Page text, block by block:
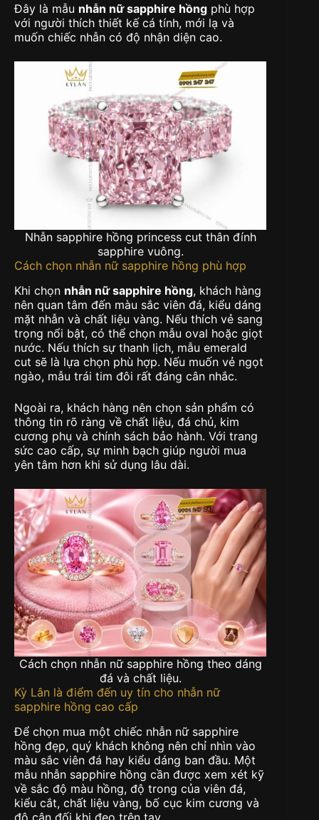
Đây là mẫu nhẫn nữ sapphire hồng phù hợp
với người thích thiết kế cá tính, mới lạ và
muốn chiếc nhẫn có độ nhận diện cao.
Nhẫn sapphire hồng princess cut thân đính
sapphire vuông.
Cách chọn nhẫn nữ sapphire hồng phù hợp
Khi chọn nhẫn nữ sapphire hồng, khách hàng
nên quan tâm đến màu sắc viên đá, kiểu dáng
mặt nhẫn và chất liệu vàng. Nếu thích vẻ sang
trọng nổi bật, có thể chọn mẫu oval hoặc giọt
nước. Nếu thích sự thanh lịch, mẫu emerald
cut sẽ là lựa chọn phù hợp. Nếu muốn vẻ ngọt
ngào, mẫu trái tim đôi rất đáng cân nhắc.
Ngoài ra, khách hàng nên chọn sản phẩm có
thông tin rõ ràng về chất liệu, đá chủ, kim
cương phụ và chính sách bảo hành. Với trang
sức cao cấp, sự minh bạch giúp người mua
yên tâm hơn khi sử dụng lâu dài.
Cách chọn nhẫn nữ sapphire hồng theo dáng
đá và chất liệu.
Kỳ Lân là điểm đến uy tín cho nhẫn nữ
sapphire hồng cao cấp
Để chọn mua một chiếc nhẫn nữ sapphire
hồng đẹp, quý khách không nên chỉ nhìn vào
màu sắc viên đá hay kiểu dáng ban đầu. Một
mẫu nhẫn sapphire hồng cần được xem xét kỹ
về sắc độ màu hồng, độ trong của viên đá,
kiểu cắt, chất liệu vàng, bố cục kim cương và